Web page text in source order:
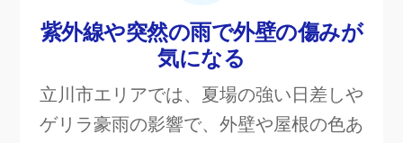
紫外線や突然の雨で外壁の傷みが
気になる
立川市エリアでは、夏場の強い日差しや
ゲリラ豪雨の影響で、外壁や屋根の色あ